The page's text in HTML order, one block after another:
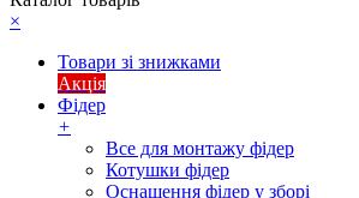
×
Товари зі знижками
Акція
Фідер
+
Все для монтажу фідер
Котушки фідер
Оснащення фідер у зборі